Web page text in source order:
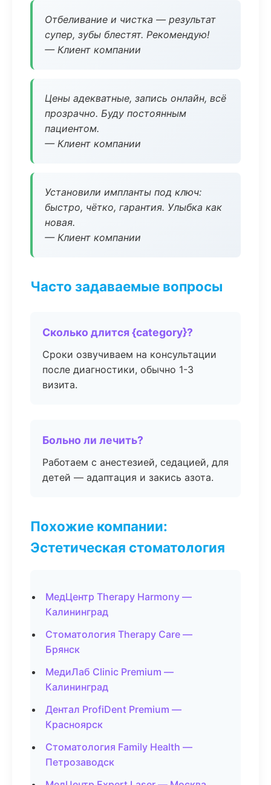
Отбеливание и чистка — результат
супер, зубы блестят. Рекомендую!
— Клиент компании
Цены адекватные, запись онлайн, всё
прозрачно. Буду постоянным
пациентом.
— Клиент компании
Установили импланты под ключ:
быстро, чётко, гарантия. Улыбка как
новая.
— Клиент компании
Часто задаваемые вопросы
Сколько длится {category}?
Сроки озвучиваем на консультации
после диагностики, обычно 1-3
визита.
Больно ли лечить?
Работаем с анестезией, седацией, для
детей — адаптация и закись азота.
Похожие компании:
Эстетическая стоматология
МедЦентр Therapy Harmony —
Калининград
Стоматология Therapy Care —
Брянск
МедиЛаб Clinic Premium —
Калининград
Дентал ProfiDent Premium —
Красноярск
Стоматология Family Health —
Петрозаводск